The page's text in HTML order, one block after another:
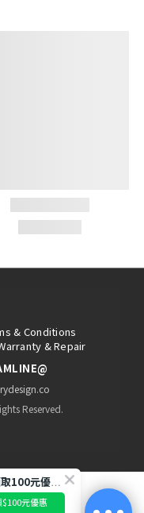
& Conditions
& Repair
LINE@
Reserved.
訂閱LINE領取100元優惠券!
$100元優惠